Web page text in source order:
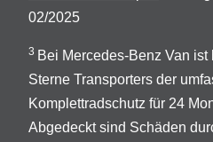
02/2025
3 Bei Mercedes-Benz Van
Sterne Transporters der
Komplettradschutz für 24
Abgedeckt sind Schäden